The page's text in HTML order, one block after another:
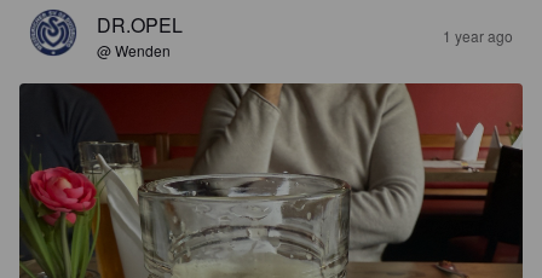
DR.OPEL
@ Wenden
1 year ago